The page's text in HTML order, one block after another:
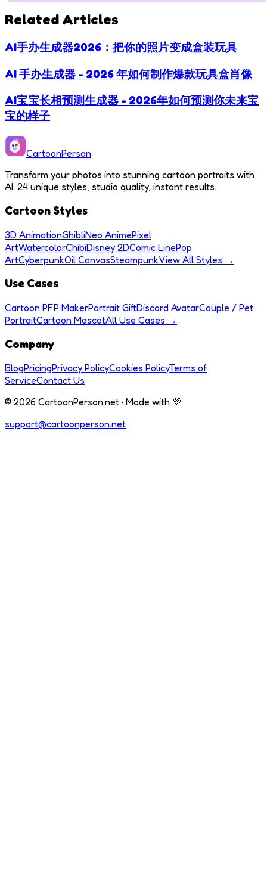
Related Articles
AI手办生成器2026：把你的照片变成盒装玩具
AI 手办生成器 - 2026 年如何制作爆款玩具盒肖像
AI宝宝长相预测生成器 - 2026年如何预测你未来宝
宝的样子
CartoonPerson
Transform your photos into stunning cartoon portraits with
AI. 24 unique styles, studio quality, instant results.
Cartoon Styles
3D AnimationGhibliNeo AnimePixel
ArtWatercolorChibiDisney 2DComic LinePop
ArtCyberpunkOil CanvasSteampunkView All Styles →
Use Cases
Cartoon PFP MakerPortrait GiftDiscord AvatarCouple / Pet
PortraitCartoon MascotAll Use Cases →
Company
BlogPricingPrivacy PolicyCookies PolicyTerms of
ServiceContact Us
© 2026 CartoonPerson.net · Made with 💜
support@cartoonperson.net